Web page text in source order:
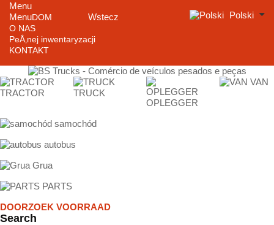
Menu
Menu
Wstecz
DOM
O NAS
PeÅ‚nej inwentaryzacji
KONTAKT
Polski
TRACTOR
TRUCK
OPLEGGER
VAN
samochód
autobus
Grua
PARTS
DOORZOEK VOORRAAD
Search